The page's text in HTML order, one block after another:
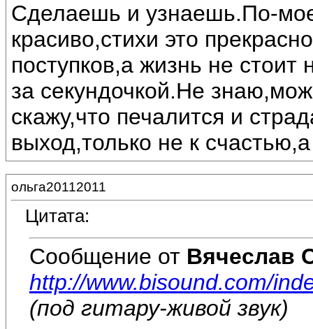
Сделаешь и узнаешь.По-
красиво,стихи это
поступков,а жизнь не стоит
за секундочкой.Не
скажу,что печалится и
выход,только не к
ольга20112011
Цитата:
Сообщение от Вячеслав
http://www.bisound.com/
(под гитару-живой звук)